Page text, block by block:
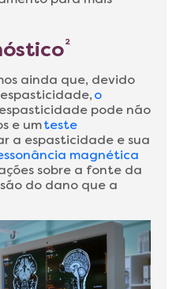
2
ainda que, devido
o
pode não
e umteste
a espasticidade e sua
magnética
sobre a fonte da
do dano que a